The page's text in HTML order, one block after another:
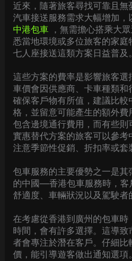
近來，隨著旅客尋找可靠且
汽車接送服務需求大幅增加，
中港包車 ，無需擔心搭乘大
悉當地環境或多位旅客的家
七人座接送這類方案日益普及。
這些方案的費率是影響旅客
車價會因供應商、卡車種類
確保客戶物有所值，建議比
格，並留意可能產生的額外
包含邊境通行費用，而有些
實惠替代方案的旅客可以參考
注意季節性促銷、折扣率或套
包車服務的主要優勢之一是
的中國—香港包車服務時，客
舒適度、車輛狀況以及駕駛者
在考慮從香港到廣州的包車
時間，會有許多選擇。這導
者會專注於潛在客戶。仔細
價，能引導遊客做出通知選項。